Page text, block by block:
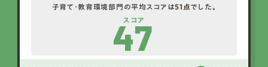
子育て・教育環境部門の平均スコアは51点でした。
スコア
47